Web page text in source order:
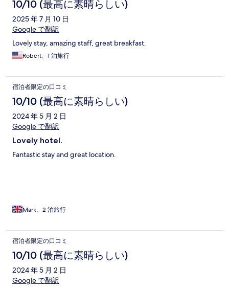
10/10 (最高に素晴らしい)
2025 年 7 月 10 日
Google で翻訳
Lovely stay, amazing staff, great breakfast.
Robert、1 泊旅行
宿泊者限定の口コミ
10/10 (最高に素晴らしい)
2024 年 5 月 2 日
Google で翻訳
Lovely hotel.
Fantastic stay and great location.
Mark、2 泊旅行
宿泊者限定の口コミ
10/10 (最高に素晴らしい)
2024 年 5 月 2 日
Google で翻訳